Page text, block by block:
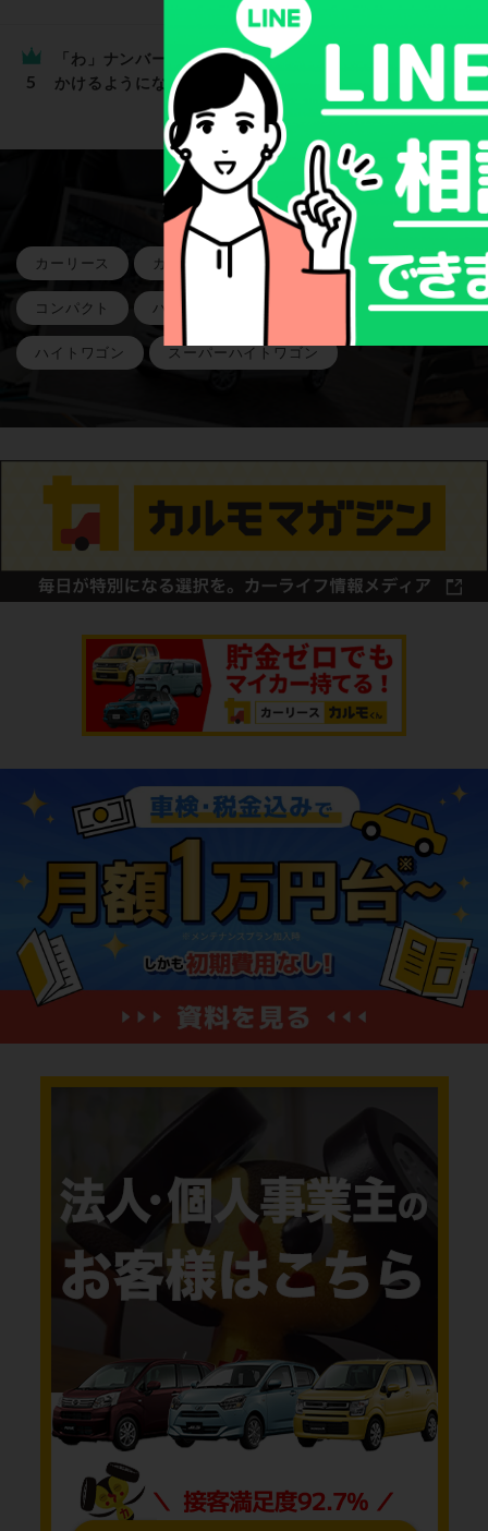
「わ」ナンバーの車を個人所有することは可能？多く見
かけるようになった理由を解説
注目のキーワード
カーリース カーローン 軽自動車 ミニバン
コンパクト ハイブリッド
ハイトワゴン スーパーハイトワゴン